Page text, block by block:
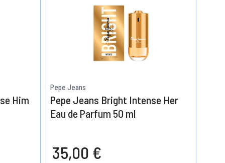
Him
Pepe Jeans
Pepe Jeans Bright Intense Her
Eau de Parfum 50 ml
35,00 €